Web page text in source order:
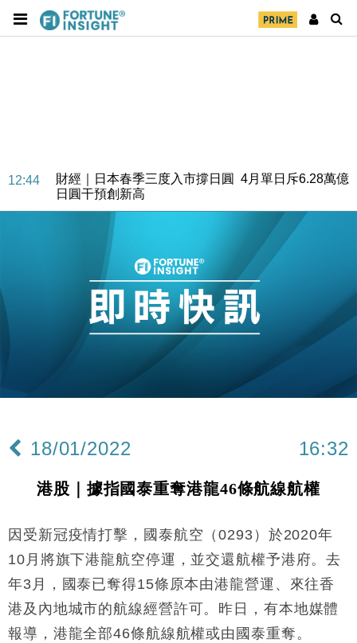
12:44
財經｜日本春季三度入市撐日圓 4月單日斥6.28萬億
日圓干預創新高
國際｜特朗普料美伊戰事快結束 承認部分彈藥庫存緊
財經｜SA售股自救後再出手 斥4億美元押注未上市公
財經｜精星香港夥菜鳥拓全球智慧倉儲市場 加快海外
市場落地
14:50
地產｜大酒店中期轉賺2300萬元 斥21億翻新香港及
國際｜特朗普赴洛杉磯高球場活動前 男子攜槍彈被捕
11:40
財經｜黑石傳再籌逾360億美元 支援Anthropic租用
10:57
財經｜美商務部擬擴大金屬關稅範圍 14類產品或加徵
18:15
本地｜新世界K11 9月升級會員制度 增鉑金卡級別鎖
定高消費客群
12:44
財經｜日本春季三度入市撐日圓 4月單日斥6.28萬億
日圓干預創新高
11:12
國際｜特朗普料美伊戰事快結束 承認部分彈藥庫存緊
張
18/01/2022 16:32
港股｜據指國泰重奪港龍46條航線航權
因受新冠疫情打擊，國泰航空（0293）於2020年
10月將旗下港龍航空停運，並交還航權予港府。去
年3月，國泰已奪得15條原本由港龍營運、來往香
港及內地城市的航線經營許可。昨日，有本地媒體
報導，港龍全部46條航線航權或由國泰重奪。